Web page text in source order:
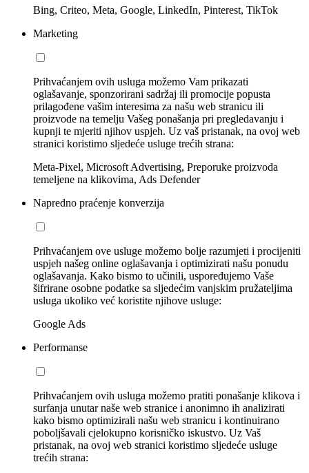
Bing, Criteo, Meta, Google, LinkedIn, Pinterest, TikTok
Marketing
Prihvaćanjem ovih usluga možemo Vam prikazati
oglašavanje, sponzorirani sadržaj ili promocije popusta
prilagođene vašim interesima za našu web stranicu ili
proizvode na temelju Vašeg ponašanja pri pregledavanju i
kupnji te mjeriti njihov uspjeh. Uz vaš pristanak, na ovoj web
stranici koristimo sljedeće usluge trećih strana:
Meta-Pixel, Microsoft Advertising, Preporuke proizvoda
temeljene na klikovima, Ads Defender
Napredno praćenje konverzija
Prihvaćanjem ove usluge možemo bolje razumjeti i procijeniti
uspjeh našeg online oglašavanja i optimizirati našu ponudu
oglašavanja. Kako bismo to učinili, uspoređujemo Vaše
šifrirane osobne podatke sa sljedećim vanjskim pružateljima
usluga ukoliko već koristite njihove usluge:
Google Ads
Performanse
Prihvaćanjem ovih usluga možemo pratiti ponašanje klikova i
surfanja unutar naše web stranice i anonimno ih analizirati
kako bismo optimizirali našu web stranicu i kontinuirano
poboljšavali cjelokupno korisničko iskustvo. Uz Vaš
pristanak, na ovoj web stranici koristimo sljedeće usluge
trećih strana: